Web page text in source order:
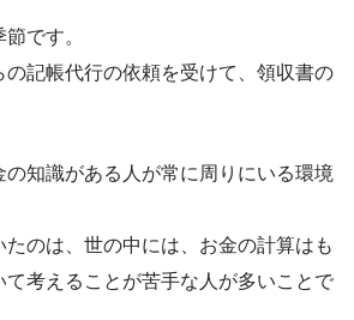
です。
の記帳代行の依頼を受けて、領収書の
知識がある人が常に周りにいる環境
のは、世の中には、お金の計算はも
て考えることが苦手な人が多いことで